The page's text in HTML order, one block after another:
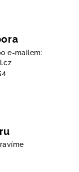
e-mailem: